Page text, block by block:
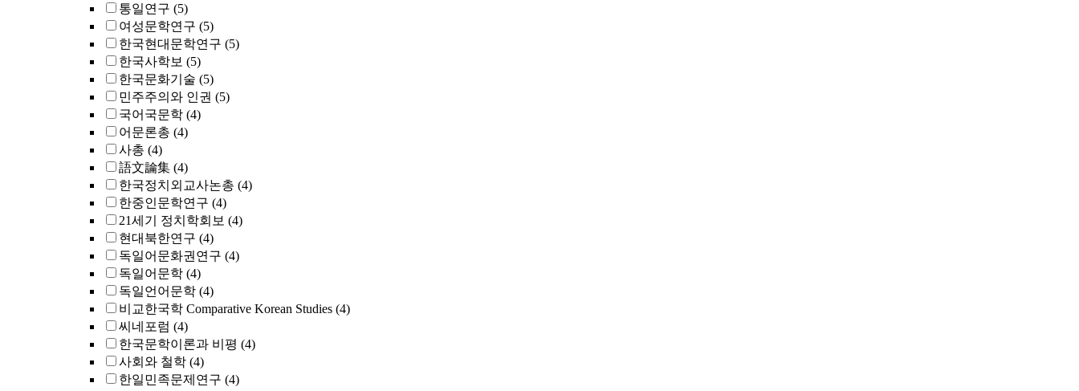
통일연구 (5)
여성문학연구 (5)
한국현대문학연구 (5)
한국사학보 (5)
한국문화기술 (5)
민주주의와 인권 (5)
국어국문학 (4)
어문론총 (4)
사총 (4)
語文論集 (4)
한국정치외교사논총 (4)
한중인문학연구 (4)
21세기 정치학회보 (4)
현대북한연구 (4)
독일어문화권연구 (4)
독일어문학 (4)
독일언어문학 (4)
비교한국학 Comparative Korean Studies (4)
씨네포럼 (4)
한국문학이론과 비평 (4)
사회와 철학 (4)
한일민족문제연구 (4)